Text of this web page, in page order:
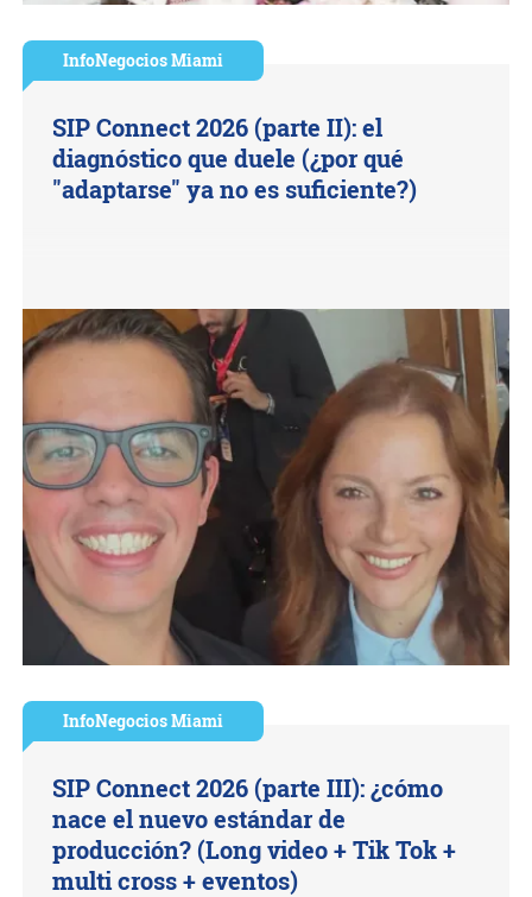
InfoNegocios Miami
SIP Connect 2026 (parte II): el
diagnóstico que duele (¿por qué
"adaptarse" ya no es suficiente?)
InfoNegocios Miami
SIP Connect 2026 (parte III): ¿cómo
nace el nuevo estándar de
producción? (Long video + Tik Tok +
multi cross + eventos)